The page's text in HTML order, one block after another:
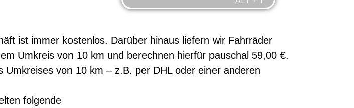
ist immer kostenlos. Darüber hinaus liefern wir Fahrräder
Umkreis von 10 km und berechnen hierfür pauschal 59,00 €.
von 10 km – z.B. per DHL oder einer anderen
folgende